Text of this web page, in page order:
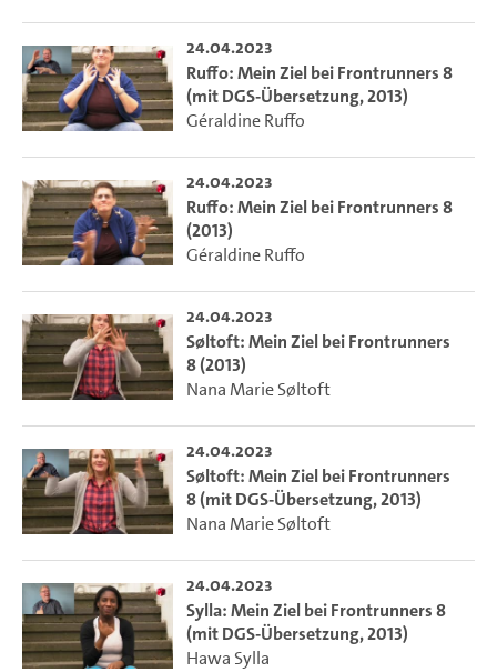
24.04.2023
Ruffo: Mein Ziel bei Frontrunners 8
(mit DGS-Übersetzung, 2013)
Géraldine Ruffo
24.04.2023
Ruffo: Mein Ziel bei Frontrunners 8
(2013)
Géraldine Ruffo
24.04.2023
Søltoft: Mein Ziel bei Frontrunners
8 (2013)
Nana Marie Søltoft
24.04.2023
Søltoft: Mein Ziel bei Frontrunners
8 (mit DGS-Übersetzung, 2013)
Nana Marie Søltoft
24.04.2023
Sylla: Mein Ziel bei Frontrunners 8
(mit DGS-Übersetzung, 2013)
Hawa Sylla